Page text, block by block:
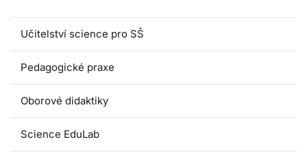
Učitelství science pro SŠ
Pedagogické praxe
Oborové didaktiky
Science EduLab